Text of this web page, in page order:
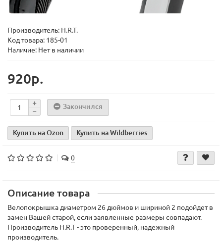
Производитель: H.R.T.
Код товара: 185-01
Наличие: Нет в наличии
920р.
Закончился
Купить на Ozon Купить на Wildberries
0
Описание товара
Велопокрышка диаметром 26 дюймов и шириной 2 подойдет в
замен Вашей старой, если заявленные размеры совпадают.
Производитель H.R.T - это проверенный, надежный
производитель.